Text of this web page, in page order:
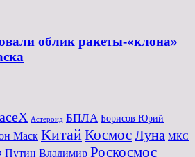
облик ракеты-«клона»
Астероид БПЛА Борисов Юрий
Маск КитайКосмосЛуна МКС
Путин Владимир Роскосмос